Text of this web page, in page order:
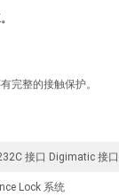
完整的接触保护。
接口 Digimatic 接
Lock 系统